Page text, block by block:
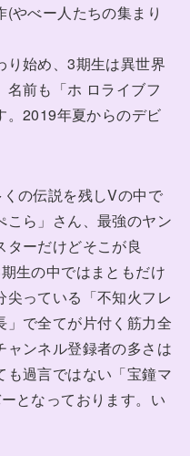
やべー人たちの集まり
り始め、3期生は異世界
前も「ホ ロライブフ
。2019年夏からのデビ
の伝説を残しVの中で
こら」さん、最強のヤン
ーだけどそこが良
生の中ではまともだけ
尖っている「不知火フレ
」で全てが片付く筋力全
ンネル登録者の多さは
も過言ではない「宝鐘マ
となっております。い